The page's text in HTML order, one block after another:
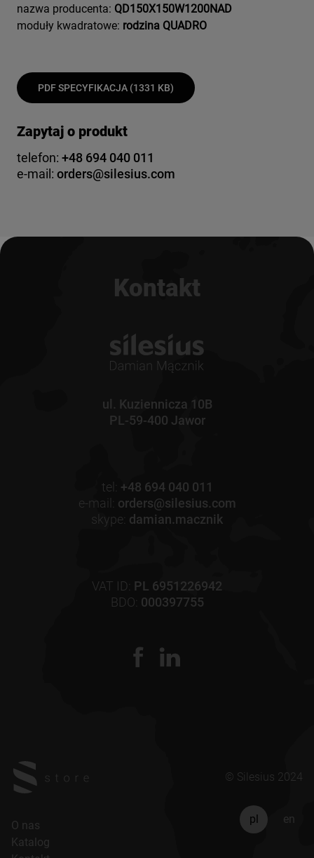
nazwa producenta: QD150X150W1200NAD
moduły kwadratowe: rodzina QUADRO
PDF SPECYFIKACJA (1331 KB)
Zapytaj o produkt
telefon: +48 694 040 011
e-mail: orders@silesius.com
Kontakt
ul. Kuziennicza 10B
PL-59-400 Jawor
tel: +48 694 040 011
e-mail: orders@silesius.com
skype: damian.macznik
VAT ID: PL 6951226942
BDO: 000397755
© Silesius 2024
O nas
Katalog
pl en